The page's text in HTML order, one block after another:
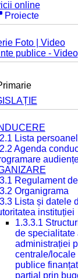
online
Proiecte
Foto | Video
publice - Video
Lista
Agenda
Regulament
Organigrama
Lista și datele
instituției
1.3.3.1
de specialitate
administrației
centrale/
publice
parțial prin